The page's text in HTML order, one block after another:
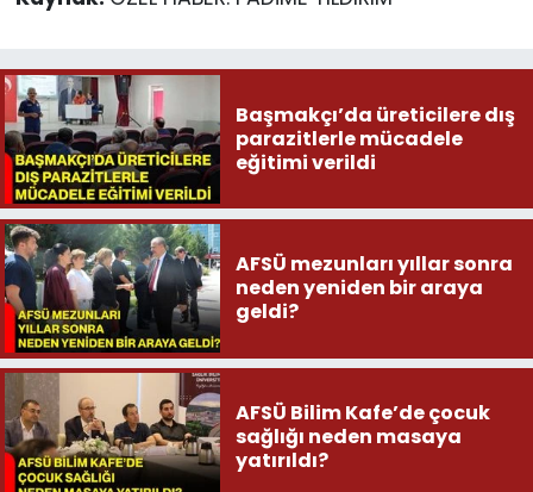
Başmakçı’da üreticilere dış
parazitlerle mücadele
eğitimi verildi
AFSÜ mezunları yıllar sonra
neden yeniden bir araya
geldi?
AFSÜ Bilim Kafe’de çocuk
sağlığı neden masaya
yatırıldı?